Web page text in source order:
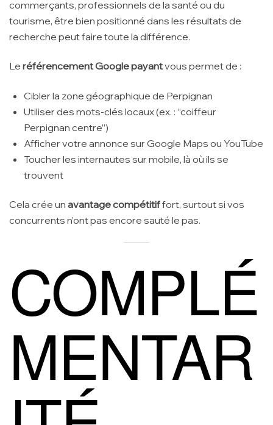
commerçants, professionnels de la santé ou du
tourisme, être bien positionné dans les résultats de
recherche peut faire toute la différence.
Le référencement Google payantvous permet de :
Cibler la zone géographique de Perpignan
Utiliser des mots-clés locaux (ex. : “coiffeur
Perpignan centre”)
Afficher votre annonce sur Google Maps ou YouTube
Toucher les internautes sur mobile, là où ils se
trouvent
Cela crée un avantage compétitiffort, surtout si vos
concurrents n’ont pas encore sauté le pas.
COMPLÉ
MENTAR